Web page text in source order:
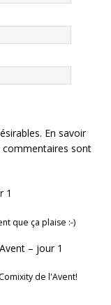
En savoir
commentaires sont
1
que ça plaise :-)
– jour 1
de l'Avent!